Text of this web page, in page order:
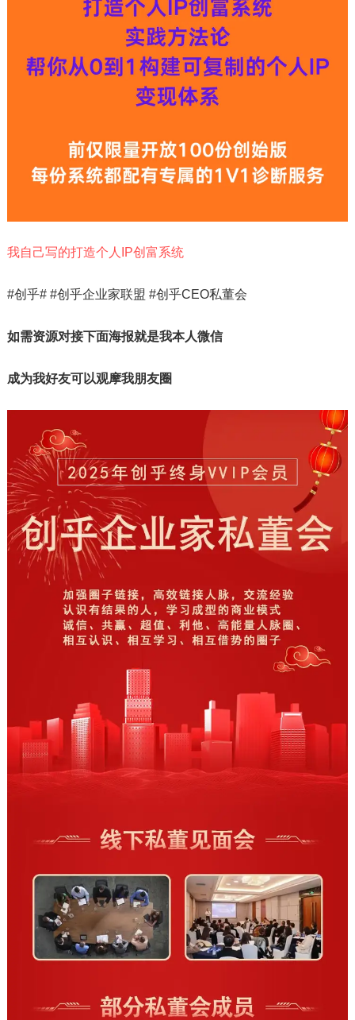
我自己写的打造个人IP创富系统
#创乎# #创乎企业家联盟 #创乎CEO私董会
如需资源对接下面海报就是我本人微信
成为我好友可以观摩我朋友圈